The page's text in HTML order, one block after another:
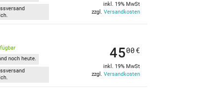
inkl. 19% MwSt
zzgl. Versandkosten
noch heute.
4500 €
inkl. 19% MwSt
zzgl. Versandkosten